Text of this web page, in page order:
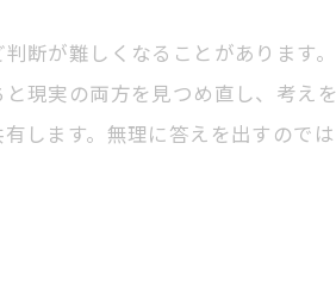
断が難しくなることがあります
現実の両方を見つめ直し、考え
します。無理に答えを出すので